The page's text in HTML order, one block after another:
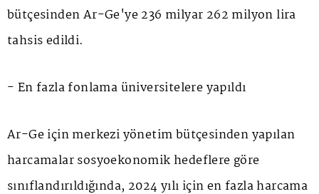
bütçesinden Ar-Ge'ye 236 milyar 262 milyon lira
tahsis edildi.
- En fazla fonlama üniversitelere yapıldı
Ar-Ge için merkezi yönetim bütçesinden yapılan
harcamalar sosyoekonomik hedeflere göre
sınıflandırıldığında, 2024 yılı için en fazla harcama